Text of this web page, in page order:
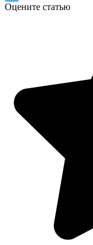
Оцените статью